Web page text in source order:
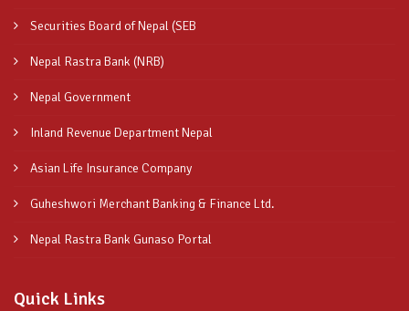
Securities Board of Nepal (SEB
Nepal Rastra Bank (NRB)
Nepal Government
Inland Revenue Department Nepal
Asian Life Insurance Company
Guheshwori Merchant Banking & Finance Ltd.
Nepal Rastra Bank Gunaso Portal
Quick Links